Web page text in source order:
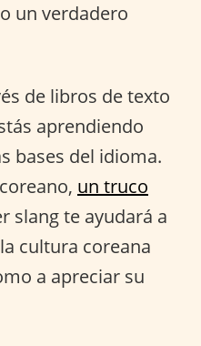
un verdadero
de libros de texto
aprendiendo
bases del idioma.
un truco
slang te ayudará a
cultura coreana
a apreciar su